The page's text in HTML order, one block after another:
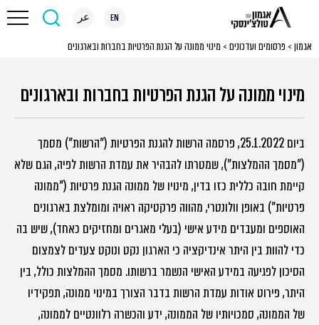
EN عر
אגמון > פרסומים ועדכונים > מינוי ממונה על הגנת הפרטיות בחברות ובארגונים
מינוי ממונה על הגנת הפרטיות בחברות ובארגונים
ביום 25.1.2022, פרסמה הרשות להגנת הפרטיות ("הרשות") מסמך
("מסמך ההמלצות"), שמטרתו להבהיר את עמדת הרשות לפיה, הגם שלא
קיימת חובה כללית כזו בדין, מינויו של ממונה הגנת פרטיות ("ממונה
פרטיות") באופן וולונטרי, מהווה פרקטיקה ראויה ומומלצת בארגונים
האוספים ומעבדים מידע אישי (בעלי מאגרים ומחזיקים כאחד), שיש בה
כדי להוות בין היתר אינדיקציה כי הארגון נקט ונוקט צעדים לצמצום
הסיכון לפגיעה במידע האישי הנשמר ברשותו. מסמך ההמלצות כולל, בין
היתר, פירוט אודות עמדת הרשות בדבר הצורך במינוי ממונה, תפקידיו
של הממונה, סמכויותיו של הממונה, ידע והכשרה רלוונטיים לממונה,